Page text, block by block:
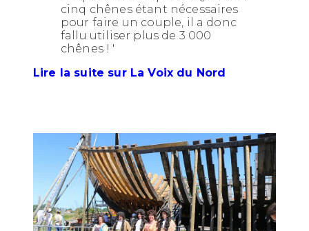
cinq chênes étant nécessaires
pour faire un couple, il a donc
fallu utiliser plus de 3 000
chênes ! '
Lire la suite sur La Voix du Nord